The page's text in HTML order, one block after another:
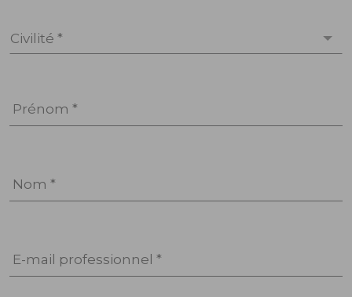
Civilité *
Prénom *
Nom *
E-mail professionnel *